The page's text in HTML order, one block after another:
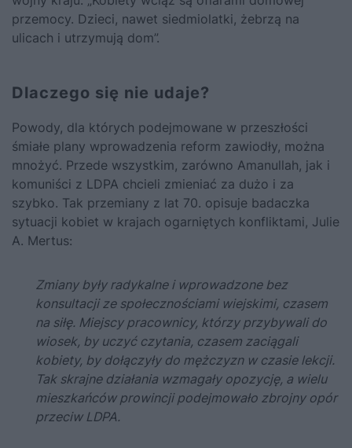
przemocy. Dzieci, nawet siedmiolatki, żebrzą na
ulicach i utrzymują dom”.
Dlaczego się nie udaje?
Powody, dla których podejmowane w przeszłości
śmiałe plany wprowadzenia reform zawiodły, można
mnożyć. Przede wszystkim, zarówno Amanullah, jak i
komuniści z LDPA chcieli zmieniać za dużo i za
szybko. Tak przemiany z lat 70. opisuje badaczka
sytuacji kobiet w krajach ogarniętych konfliktami, Julie
A. Mertus:
Zmiany były radykalne i wprowadzone bez
konsultacji ze społecznościami wiejskimi, czasem
na siłę. Miejscy pracownicy, którzy przybywali do
wiosek, by uczyć czytania, czasem zaciągali
kobiety, by dołączyły do mężczyzn w czasie lekcji.
Tak skrajne działania wzmagały opozycję, a wielu
mieszkańców prowincji podejmowało zbrojny opór
przeciw LDPA.